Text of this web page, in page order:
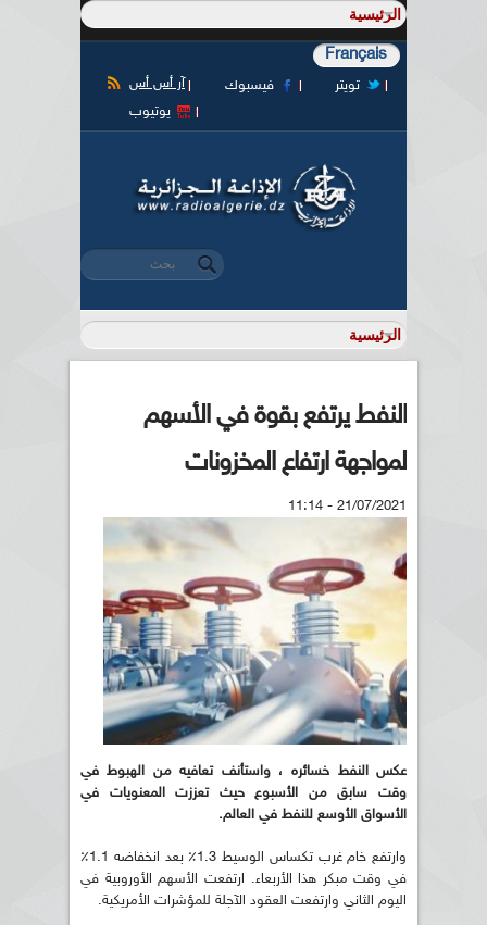
Français
آر أس أس فيسبوك
تويتر
يوتيوب
استمارة البحث
‏بحث ‏
النفط يرتفع بقوة في الأسهم
لمواجهة ارتفاع المخزونات
21/07/2021 - 11:14
عكس النفط خسائره ، واستأنف تعافيه من الهبوط في
وقت سابق من الأسبوع حيث تعززت المعنويات في
الأسواق الأوسع للنفط في العالم.
وارتفع خام غرب تكساس الوسيط 1.3٪ بعد انخفاضه 1.1٪
في وقت مبكر هذا الأربعاء. ارتفعت الأسهم الأوروبية في
اليوم الثاني وارتفعت العقود الآجلة للمؤشرات الأمريكية.